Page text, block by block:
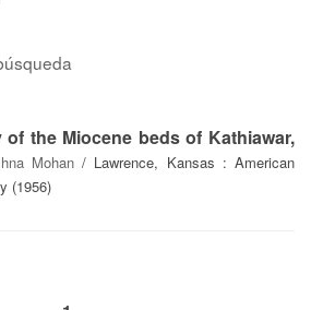
of the Miocene beds of Kathiawar,
Mohan/ Lawrence, Kansas : American
(1956)